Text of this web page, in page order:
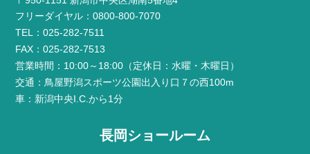
フリーダイヤル：0800-800-7070
TEL：025-282-7511
FAX：025-282-7513
営業時間：10:00～18:00（定休日：水曜・木曜日）
交通：鳥屋野潟スポーツ公園出入り口７の西100m
車：新潟中央I.C.から1分
長岡ショールーム